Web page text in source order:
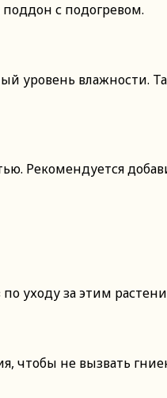
с подогревом.
уровень влажности.
Рекомендуется
по уходу за этим
чтобы не вызвать